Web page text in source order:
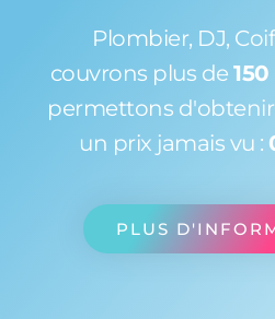
Plombier, DJ,
couvrons plus de
permettons
un prix jamais vu :
PLUS